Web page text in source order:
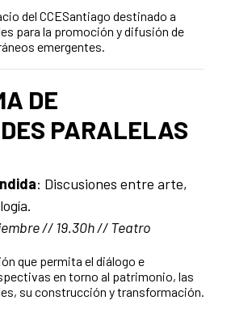
del CCESantiago destinado a
para la promoción y difusión de
emergentes.
DE
PARALELAS
: Discusiones entre arte,
// 19.30h // Teatro
que permita el diálogo e
en torno al patrimonio, las
su construcción y transformación.